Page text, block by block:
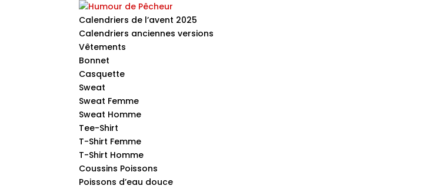
Calendriers de l’avent 2025
Calendriers anciennes versions
Vêtements
Bonnet
Casquette
Sweat
Sweat Femme
Sweat Homme
Tee-Shirt
T-Shirt Femme
T-Shirt Homme
Coussins Poissons
Poissons d’eau douce